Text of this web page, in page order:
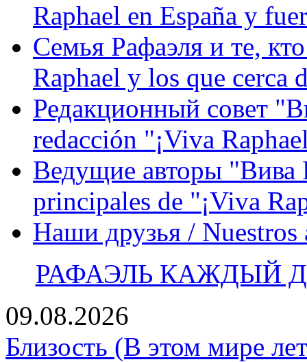
Raphael en España y
Семья Рафаэля и те,
Raphael y los que cerca
Редакционный совет
redacción "¡Viva
Ведущие авторы "Вива
principales de "¡Viva
Наши друзья / Nuestros
РАФАЭЛЬ КАЖДЫЙ
09.08.2026
Близость (В этом мире